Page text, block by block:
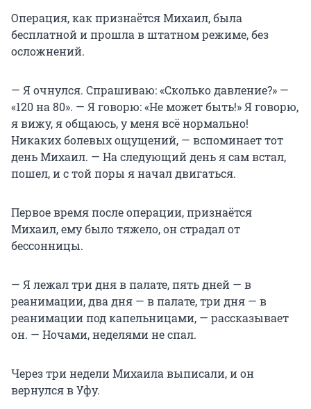
Операция, как признаётся Михаил, была
бесплатной и прошла в штатном режиме, без
осложнений.
— Я очнулся. Спрашиваю: «Сколько давление?» —
«120 на 80». — Я говорю: «Не может быть!» Я говорю,
я вижу, я общаюсь, у меня всё нормально!
Никаких болевых ощущений, — вспоминает тот
день Михаил. — На следующий день я сам встал,
пошел, и с той поры я начал двигаться.
Первое время после операции, признаётся
Михаил, ему было тяжело, он страдал от
бессонницы.
— Я лежал три дня в палате, пять дней — в
реанимации, два дня — в палате, три дня — в
реанимации под капельницами, — рассказывает
он. — Ночами, неделями не спал.
Через три недели Михаила выписали, и он
вернулся в Уфу.